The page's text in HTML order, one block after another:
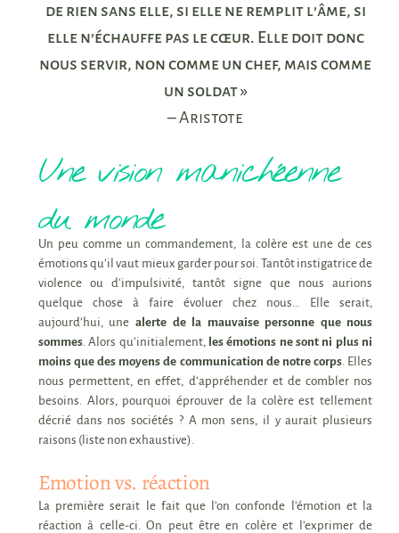
de rien sans elle, si elle ne remplit l’âme, si
elle n’échauffe pas le cœur. Elle doit donc
nous servir, non comme un chef, mais comme
un soldat »
– Aristote
Une vision manichéenne
du monde
Un peu comme un commandement, la colère est une de ces
émotions qu’il vaut mieux garder pour soi. Tantôt instigatrice de
violence ou d’impulsivité, tantôt signe que nous aurions
quelque chose à faire évoluer chez nous… Elle serait,
aujourd’hui, une alerte de la mauvaise personne que nous
sommes. Alors qu’initialement, les émotions ne sont ni plus ni
moins que des moyens de communication de notre corps. Elles
nous permettent, en effet, d’appréhender et de combler nos
besoins. Alors, pourquoi éprouver de la colère est tellement
décrié dans nos sociétés ? A mon sens, il y aurait plusieurs
raisons (liste non exhaustive).
Emotion vs. réaction
La première serait le fait que l’on confonde l’émotion et la
réaction à celle-ci. On peut être en colère et l’exprimer de